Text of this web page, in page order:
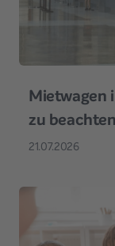
Mietwagen
zu
21.07.2026